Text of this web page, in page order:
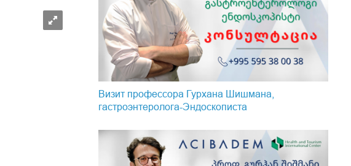
Визит профессора Гурхана Шишмана,
гастроэнтеролога-Эндоскопистa